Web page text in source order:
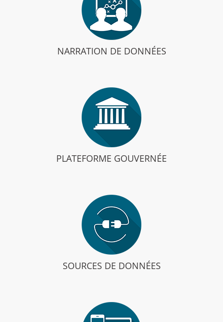
NARRATION DE DONNÉES
PLATEFORME GOUVERNÉE
SOURCES DE DONNÉES